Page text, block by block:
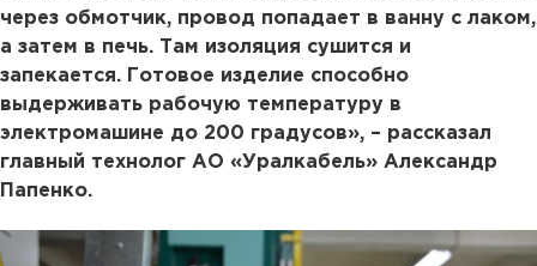
через обмотчик, провод попадает в ванну с лаком,
а затем в печь. Там изоляция сушится и
запекается. Готовое изделие способно
выдерживать рабочую температуру в
электромашине до 200 градусов», – рассказал
главный технолог АО «Уралкабель» Александр
Папенко.